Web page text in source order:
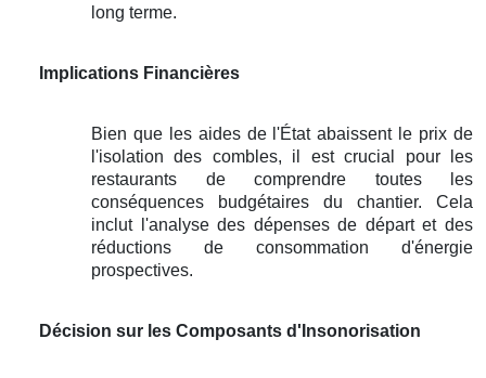
long terme.
Implications Financières
Bien que les aides de l'État abaissent le prix de
l'isolation des combles, il est crucial pour les
restaurants de comprendre toutes les
conséquences budgétaires du chantier. Cela
inclut l'analyse des dépenses de départ et des
réductions de consommation d'énergie
prospectives.
Décision sur les Composants d'Insonorisation